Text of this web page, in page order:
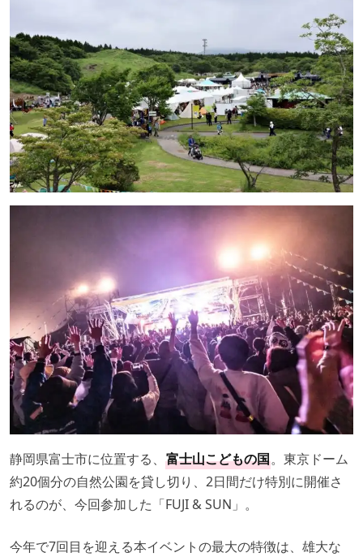
静岡県富士市に位置する、 富士山こどもの国。東京ドーム
約20個分の自然公園を貸し切り、2日間だけ特別に開催さ
れるのが、今回参加した「FUJI & SUN」。
今年で7回目を迎える本イベントの最大の特徴は、雄大な